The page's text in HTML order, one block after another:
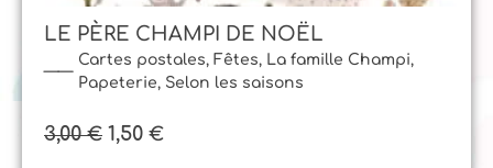
Cartes postales, Fêtes, La famille Champi,
Papeterie, Selon les saisons
LE PÈRE CHAMPI DE NOËL
3,00€ 1,50 €